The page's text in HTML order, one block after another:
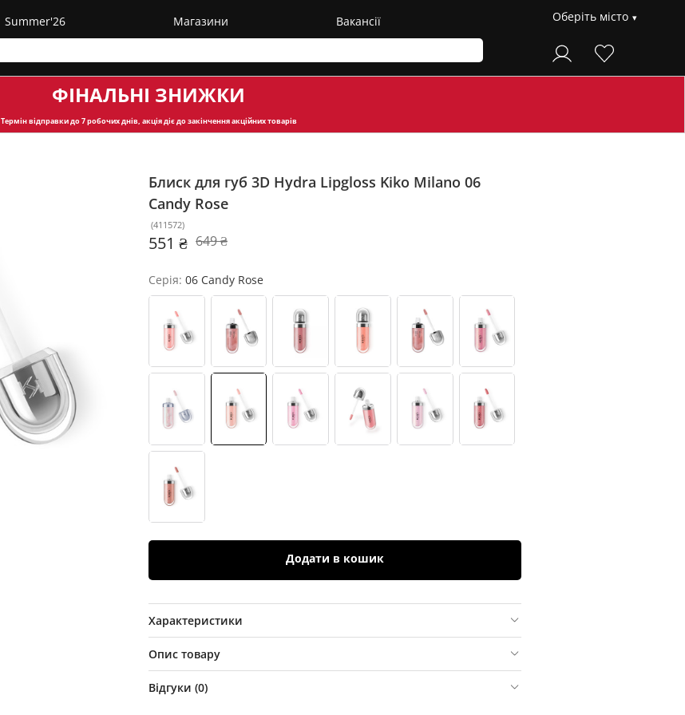
Summer'26 Магазини Вакансії Оберіть місто
ФІНАЛЬНІ ЗНИЖКИ
Термін відправкидо 7 робочих днів, акція діє до закінчення акційних товарів
Блиск для губ 3D Hydra Lipgloss Kiko Milano 06
Candy Rose
(411572)
551 ₴ 649 ₴
Серія: 06 Candy Rose
Додати в кошик
Характеристики
Опис товару
Відгуки (0)